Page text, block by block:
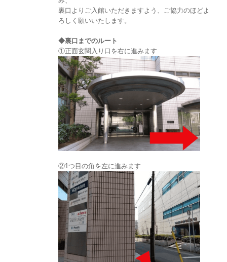
裏口よりご入館いただきますよう、ご協力のほどよ
ろしく願いいたします。
◆裏口までのルート
①正面玄関入り口を右に進みます
②1つ目の角を左に進みます